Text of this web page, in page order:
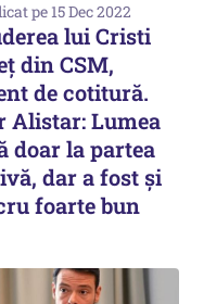
pe 15 Dec 2022
lui Cristi
din CSM,
de cotitură.
Alistar: Lumea
doar la partea
dar a fost şi
foarte bun